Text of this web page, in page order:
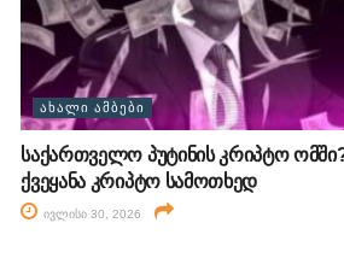
ᲐᲮᲐᲚᲘ ᲐᲛᲑᲔᲑᲘ
საქართველო პუტინის კრიპტო
ქვეყანა კრიპტო სამოთხედ
ივლისი 30, 2026